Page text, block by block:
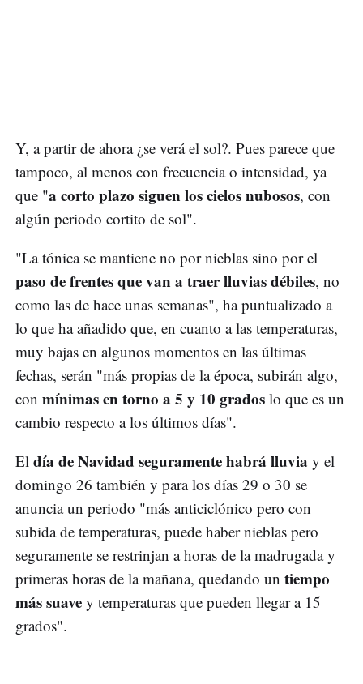
Y, a partir de ahora ¿se verá el sol?. Pues parece que
tampoco, al menos con frecuencia o intensidad, ya
que "a corto plazo siguen los cielos nubosos, con
algún periodo cortito de sol".
"La tónica se mantiene no por nieblas sino por el
paso de frentes que van a traer lluvias débiles, no
como las de hace unas semanas", ha puntualizado a
lo que ha añadido que, en cuanto a las temperaturas,
muy bajas en algunos momentos en las últimas
fechas, serán "más propias de la época, subirán algo,
con mínimas en torno a 5 y 10 grados lo que es un
cambio respecto a los últimos días".
El día de Navidad seguramente habrá lluvia y el
domingo 26 también y para los días 29 o 30 se
anuncia un periodo "más anticiclónico pero con
subida de temperaturas, puede haber nieblas pero
seguramente se restrinjan a horas de la madrugada y
primeras horas de la mañana, quedando un tiempo
más suave y temperaturas que pueden llegar a 15
grados".